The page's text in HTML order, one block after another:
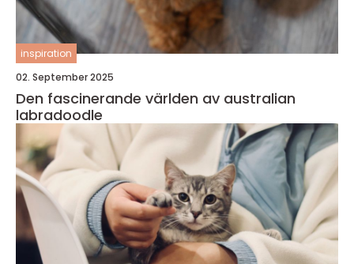
inspiration
02. September 2025
Den fascinerande världen av australian
labradoodle